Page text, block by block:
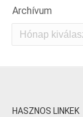
Archívum
Archívum
HASZNOS LINKEK